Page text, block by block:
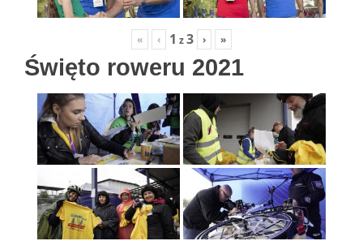
« ‹ 1 z3 › »
Święto roweru 2021